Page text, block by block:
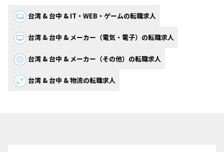
台湾 & 台中 & IT・WEB・ゲームの転職求人
台湾 & 台中 & メーカー（電気・電子）の転職求人
台湾 & 台中 & メーカー（その他）の転職求人
台湾 & 台中 & 物流の転職求人